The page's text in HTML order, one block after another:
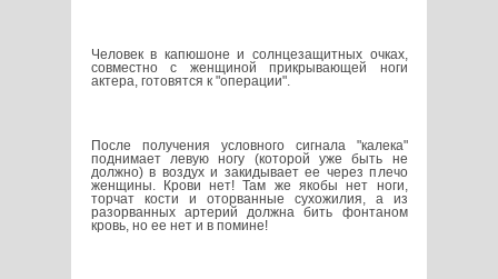
Человек в капюшоне и солнцезащитных очках,
совместно с женщиной прикрывающей ноги
актера, готовятся к "операции".
После получения условного сигнала "калека"
поднимает левую ногу (которой уже быть не
должно) в воздух и закидывает ее через плечо
женщины. Крови нет! Там же якобы нет ноги,
торчат кости и оторванные сухожилия, а из
разорванных артерий должна бить фонтаном
кровь, но ее нет и в помине!